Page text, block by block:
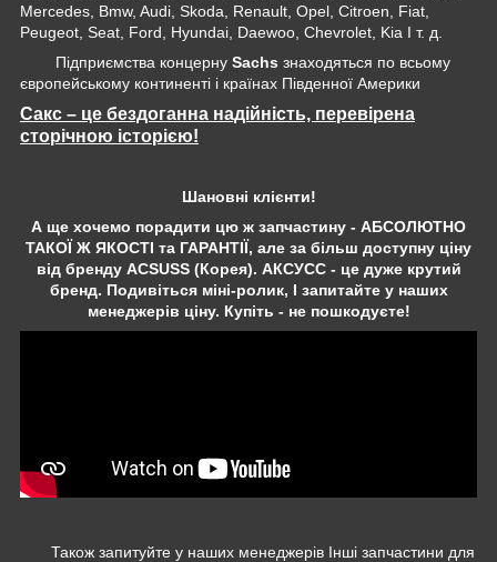
Mercedes, Bmw, Audi, Skoda, Renault, Opel, Citroen, Fiat,
Peugeot, Seat, Ford, Hyundai, Daewoo, Chevrolet, Kia І т. д.
Підприємства концерну Sachs знаходяться по всьому
європейському континенті і країнах Південної Америки
Сакс – це бездоганна надійність, перевірена
сторічною історією!
Шановні клієнти!
А ще хочемо порадити цю ж запчастину - АБСОЛЮТНО
ТАКОЇ Ж ЯКОСТІ та ГАРАНТІЇ, але за більш доступну ціну
від бренду ACSUSS (Корея). АКСУСС - це дуже крутий
бренд. Подивіться міні-ролик, І запитайте у наших
менеджерів ціну. Купіть - не пошкодуєте!
Також запитуйте у наших менеджерів Інші запчастини для